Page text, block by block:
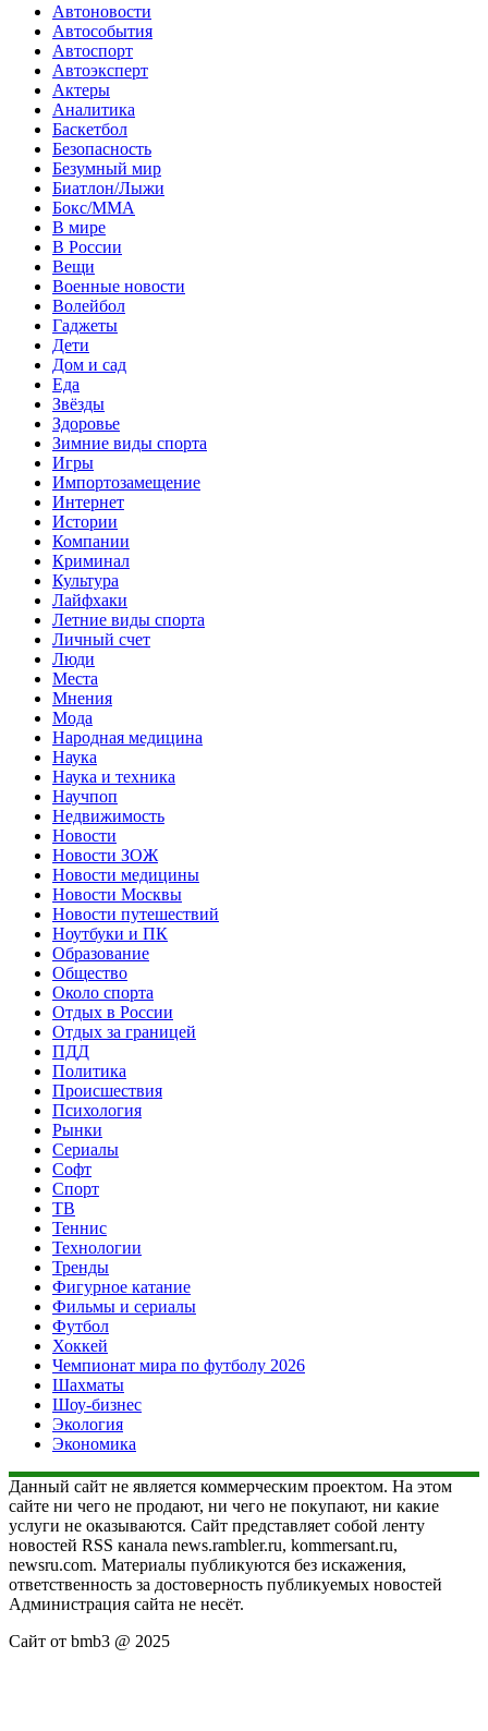
Автоновости
Автособытия
Автоспорт
Автоэксперт
Актеры
Аналитика
Баскетбол
Безопасность
Безумный мир
Биатлон/Лыжи
Бокс/MMA
В мире
В России
Вещи
Военные новости
Волейбол
Гаджеты
Дети
Дом и сад
Еда
Звёзды
Здоровье
Зимние виды спорта
Игры
Импортозамещение
Интернет
Истории
Компании
Криминал
Культура
Лайфхаки
Летние виды спорта
Личный счет
Люди
Места
Мнения
Мода
Народная медицина
Наука
Наука и техника
Научпоп
Недвижимость
Новости
Новости ЗОЖ
Новости медицины
Новости Москвы
Новости путешествий
Ноутбуки и ПК
Образование
Общество
Около спорта
Отдых в России
Отдых за границей
ПДД
Политика
Происшествия
Психология
Рынки
Сериалы
Софт
Спорт
ТВ
Теннис
Технологии
Тренды
Фигурное катание
Фильмы и сериалы
Футбол
Хоккей
Чемпионат мира по футболу 2026
Шахматы
Шоу-бизнес
Экология
Экономика
Данный сайт не является коммерческим проектом. На этом
сайте ни чего не продают, ни чего не покупают, ни какие
услуги не оказываются. Сайт представляет собой ленту
новостей RSS канала news.rambler.ru, kommersant.ru,
newsru.com. Материалы публикуются без искажения,
ответственность за достоверность публикуемых новостей
Администрация сайта не несёт.
Сайт от bmb3 @ 2025